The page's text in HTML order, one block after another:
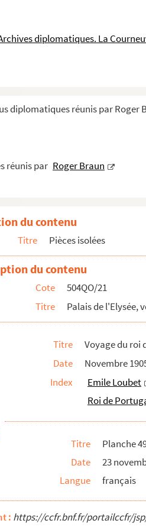
diplomatiques. La
diplomatiques réunis par Roger
réunis par Roger Braun
des cendres de Paul Johnes
du roi de Portugal au
à l'Opéra
du contenu
Titre Pièces isolées
du contenu
Cote
504QO/21
Titre
Palais de l'Elysée,
Titre
Voyage du roi
Date
Novembre
Index
Emile Loubet
Roi de
Titre
Planche
Date
23
Langue
français
: https://ccfr.bnf.fr/portailccfr/